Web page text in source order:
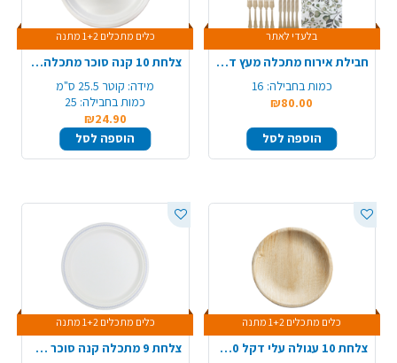
בלעדי לאתר
חבילת אירוח מתכלה מעץ דגם פרח ל-16 סועדים
כמות בחבילה: 16
₪80.00
הוספה לסל
כלים מתכלים 1+2 מתנה
צלחת 10 קנה סוכר מתכלה 25 יח' עגול - לבן
מידה: קוטר 25.5 ס"מ
כמות בחבילה: 25
₪24.90
הוספה לסל
כלים מתכלים 1+2 מתנה
צלחת 10 עגולה עלי דקל 10 יח' - גדול
כלים מתכלים 1+2 מתנה
צלחת 9 מתכלה קנה סוכר מודפס 20 יח' - כסף